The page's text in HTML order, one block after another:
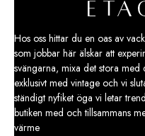
Hos oss hittar du en oas av
som jobbar här älskar att
svängarna, mixa det stora med
exklusivt med vintage och vi
ständigt nyfiket öga vi letar
butiken med och tillsammans
värme